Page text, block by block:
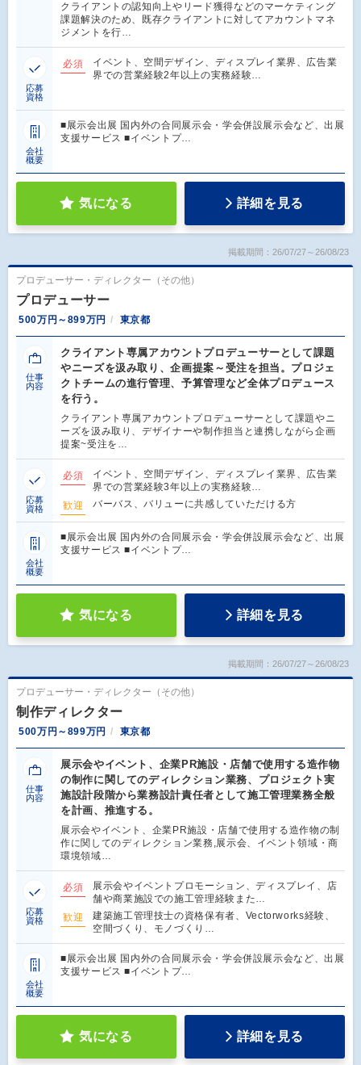
クライアントの認知向上やリード獲得などのマーケティング
課題解決のため、既存クライアントに対してアカウントマネ
ジメントを行…
応募
資格
必須
イベント、空間デザイン、ディスプレイ業界、広告業
界での営業経験2年以上の実務経験…
会社
概要
■展示会出展 国内外の合同展示会・学会併設展示会など、出展
支援サービス ■イベントプ…
気になる 詳細を見る
掲載期間：26/07/27～26/08/23
プロデューサー・ディレクター（その他）
プロデューサー
500万円～899万円 東京都
仕事
内容
クライアント専属アカウントプロデューサーとして課題
やニーズを汲み取り、企画提案～受注を担当。プロジェ
クトチームの進行管理、予算管理など全体プロデュース
を行う。
クライアント専属アカウントプロデューサーとして課題やニ
ーズを汲み取り、デザイナーや制作担当と連携しながら企画
提案~受注を…
応募
資格
必須
イベント、空間デザイン、ディスプレイ業界、広告業
界での営業経験3年以上の実務経験…
歓迎
バーバス、バリューに共感していただける方
会社
概要
■展示会出展 国内外の合同展示会・学会併設展示会など、出展
支援サービス ■イベントプ…
気になる 詳細を見る
掲載期間：26/07/27～26/08/23
プロデューサー・ディレクター（その他）
制作ディレクター
500万円～899万円 東京都
仕事
内容
展示会やイベント、企業PR施設・店舗で使用する造作物
の制作に関してのディレクション業務、プロジェクト実
施設計段階から業務設計責任者として施工管理業務全般
を計画、推進する。
展示会やイベント、企業PR施設・店舗で使用する造作物の制
作に関してのディレクション業務,展示会、イベント領域・商
環境領域…
応募
資格
必須
展示会やイベントプロモーション、ディスプレイ、店
舗や商業施設での施工管理経験また…
歓迎
建築施工管理技士の資格保有者、Vectorworks経験、
空間づくり、モノづくり…
会社
概要
■展示会出展 国内外の合同展示会・学会併設展示会など、出展
支援サービス ■イベントプ…
気になる 詳細を見る